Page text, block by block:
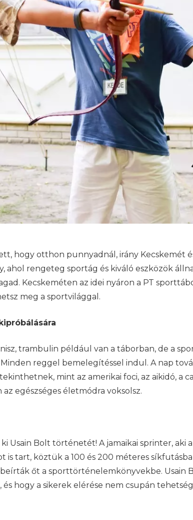
hogy otthon punnyadnál, irány Kecskemét
ahol rengeteg sportág és kiváló eszközök
Kecskeméten az idei nyáron a PT
meg a sportvilággal.
trambulin például van a táborban, de a
reggel bemelegítéssel indul. A nap
mint az amerikai foci, az aikidó, a
egészséges életmódra voksolsz.
Usain Bolt történetét! A jamaikai sprinter, aki
tart, köztük a 100 és 200 méteres
őt a sporttörténelemkönyvekbe. Usain
hogy a sikerek elérése nem csupán